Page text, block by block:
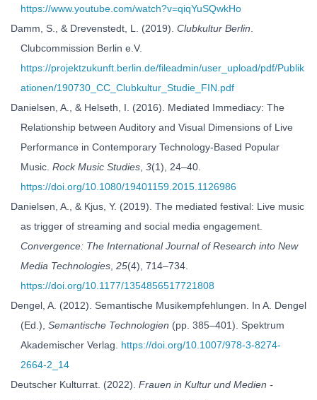
https://www.youtube.com/watch?v=qiqYuSQwkHo
Damm, S., & Drevenstedt, L. (2019). Clubkultur Berlin
Clubcommission Berlin e.V.
https://projektzukunft.berlin.de/fileadmin/user_upload/pdf/Publik
ationen/190730_CC_Clubkultur_Studie_FIN.pdf
Danielsen, A., & Helseth, I. (2016). Mediated Immediacy: The
Relationship between Auditory and Visual Dimensions of Live
Performance in Contemporary Technology-Based Popular
Music. Rock Music Studies 3(1), 24–40.
https://doi.org/10.1080/19401159.2015.1126986
Danielsen, A., & Kjus, Y. (2019). The mediated festival: Live music
as trigger of streaming and social media engagement.
Convergence: The International Journal of Research into New
Media Technologies 25(4), 714–734.
https://doi.org/10.1177/1354856517721808
Dengel, A. (2012). Semantische Musikempfehlungen. In A. Dengel
(Ed.), Semantische Technologien (pp. 385–401). Spektrum
Akademischer Verlag. https://doi.org/10.1007/978-3-8274-
2664-2_14
Deutscher Kulturrat. (2022). Frauen in Kultur und Medien -